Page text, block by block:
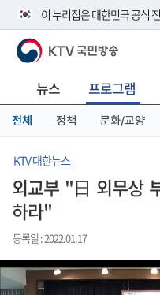
이 누리집은 대한민국 공식
공식 누리집 주소 확인하기
니다.
이밖에 or.kr 또는 .kr등 다른
서 도메인 주소를 확인해 보세요
KTV 국민방송
뉴스 프로그램
전체 정책 문화/교양
KTV 대한뉴스
외교부 "日 외무상
하라"
등록일 : 2022.01.17